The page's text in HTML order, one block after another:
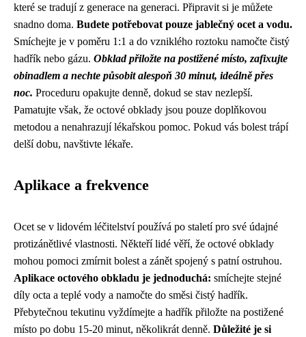
které se tradují z generace na generaci. Připravit si je můžete
snadno doma. Budete potřebovat pouze jablečný ocet a vodu.
Smíchejte je v poměru 1:1 a do vzniklého roztoku namočte čistý
hadřík nebo gázu. Obklad přiložte na postižené místo, zafixujte
obinadlem a nechte působit alespoň 30 minut, ideálně přes
noc. Proceduru opakujte denně, dokud se stav nezlepší.
Pamatujte však, že octové obklady jsou pouze doplňkovou
metodou a nenahrazují lékařskou pomoc. Pokud vás bolest trápí
delší dobu, navštivte lékaře.
Aplikace a frekvence
Ocet se v lidovém léčitelství používá po staletí pro své údajné
protizánětlivé vlastnosti. Někteří lidé věří, že octové obklady
mohou pomoci zmírnit bolest a zánět spojený s patní ostruhou.
Aplikace octového obkladu je jednoduchá: smíchejte stejné
díly octa a teplé vody a namočte do směsi čistý hadřík.
Přebytečnou tekutinu vyždímejte a hadřík přiložte na postižené
místo po dobu 15-20 minut, několikrát denně. Důležité je si